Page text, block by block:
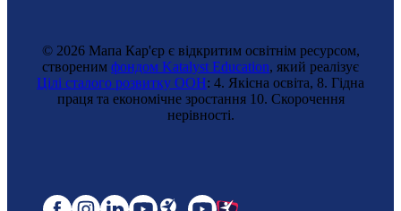
© 2026 Мапа Кар'єр є відкритим освітнім ресурсом,
створеним фондом Katalyst Education, який реалізує
Цілі сталого розвитку ООН: 4. Якісна освіта, 8. Гідна
праця та економічне зростання 10. Cкорочення
нерівності.